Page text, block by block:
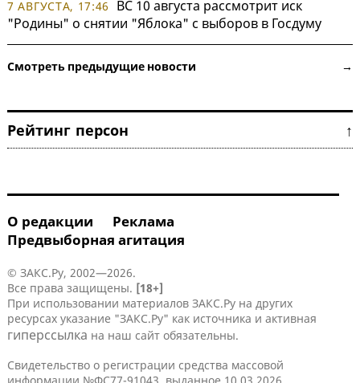
7 АВГУСТА, 17:46
ВС 10 августа рассмотрит иск
"Родины" о снятии "Яблока" с выборов в Госдуму
Смотреть предыдущие новости →
Рейтинг персон ↑
О редакции
Реклама
Предвыборная агитация
© ЗАКС.Ру, 2002—2026.
Все права защищены. [18+]
При использовании материалов ЗАКС.Ру на других
ресурсах указание "ЗАКС.Ру" как источника и активная
гиперссылка на наш сайт обязательны.
Свидетельство о регистрации средства массовой